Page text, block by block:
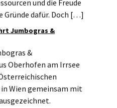
und die Freude
Gründe dafür. Doch […]
Jumbogras &
&
Oberhofen am Irrsee
Wien gemeinsam mit